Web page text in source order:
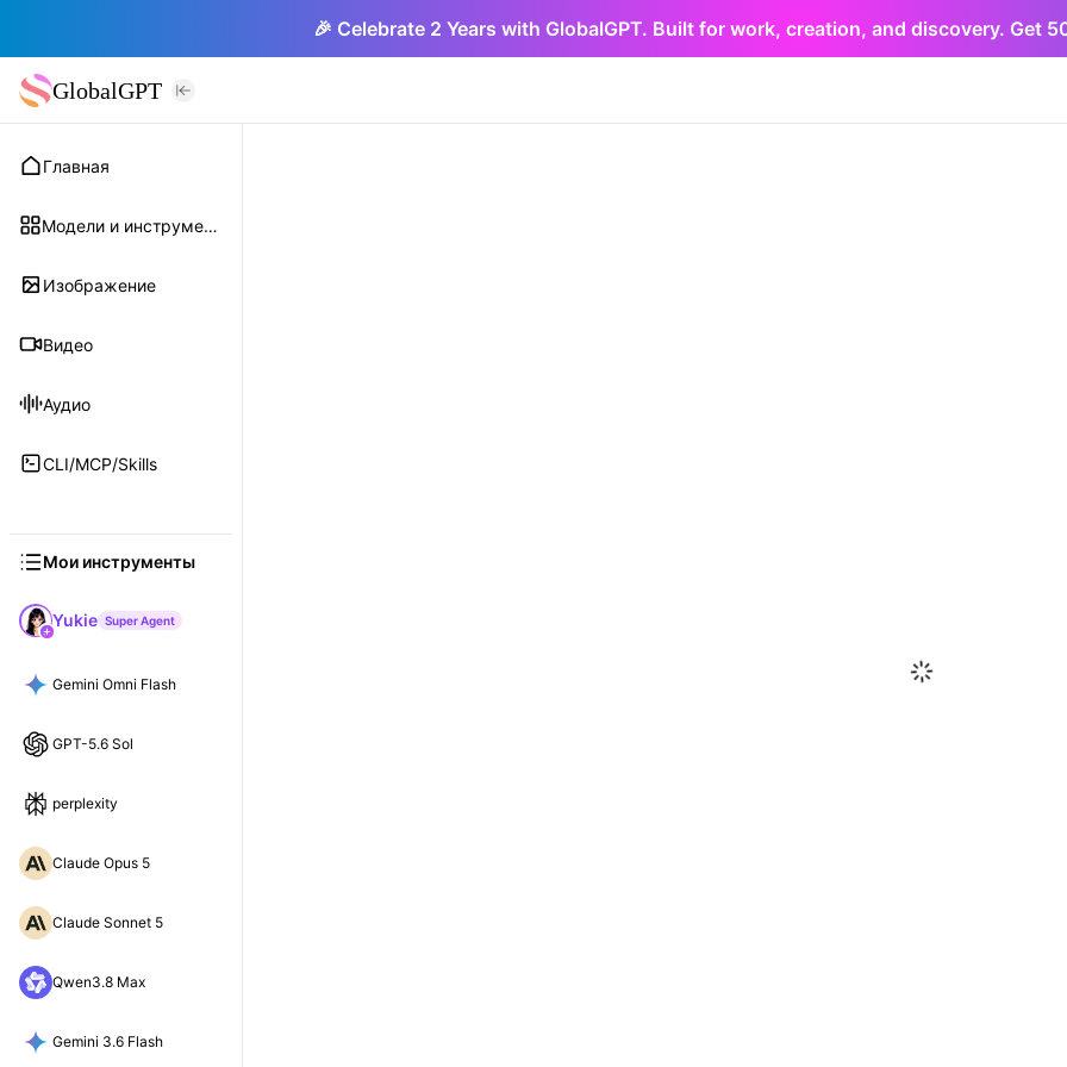
🎉 Celebrate 2 Years with GlobalGPT. Built for work, creation, and discovery. Get
GlobalGPT
Главная
Модели и инструменты
Изображение
Видео
Аудио
CLI/MCP/Skills
Мои инструменты
Yukie Super Agent
Gemini Omni Flash
GPT-5.6 Sol
perplexity
Claude Opus 5
Claude Sonnet 5
Qwen3.8 Max
Gemini 3.6 Flash